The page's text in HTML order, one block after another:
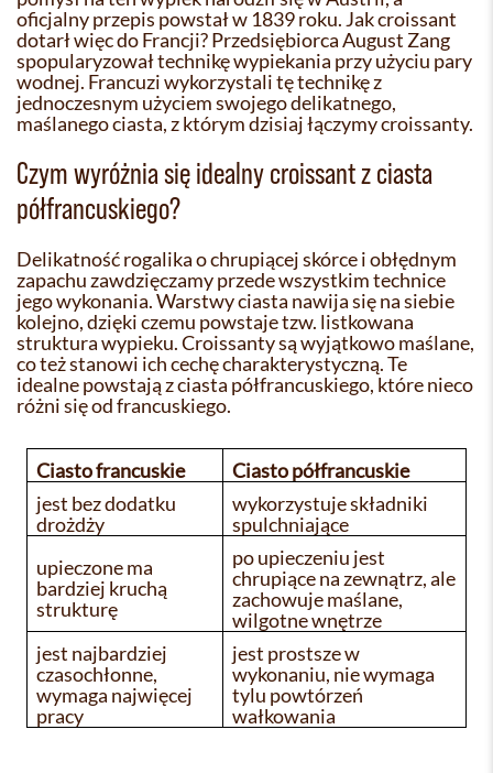
oficjalny przepis powstał w 1839 roku. Jak croissant
dotarł więc do Francji? Przedsiębiorca August Zang
spopularyzował technikę wypiekania przy użyciu pary
wodnej. Francuzi wykorzystali tę technikę z
jednoczesnym użyciem swojego delikatnego,
maślanego ciasta, z którym dzisiaj łączymy croissanty.
Czym wyróżnia się idealny croissant z ciasta
półfrancuskiego?
Delikatność rogalika o chrupiącej skórce i obłędnym
zapachu zawdzięczamy przede wszystkim technice
jego wykonania. Warstwy ciasta nawija się na siebie
kolejno, dzięki czemu powstaje tzw. listkowana
struktura wypieku. Croissanty są wyjątkowo maślane,
co też stanowi ich cechę charakterystyczną. Te
idealne powstają z ciasta półfrancuskiego, które nieco
różni się od francuskiego.
Ciasto francuskie
Ciasto półfrancuskie
jest bez dodatku
drożdży
wykorzystuje składniki
spulchniające
upieczone ma
bardziej kruchą
strukturę
po upieczeniu jest
chrupiące na zewnątrz, ale
zachowuje maślane,
wilgotne wnętrze
jest najbardziej
czasochłonne,
wymaga najwięcej
pracy
jest prostsze w
wykonaniu, nie wymaga
tylu powtórzeń
wałkowania